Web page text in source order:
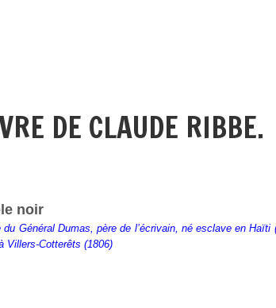
DE CLAUDE RIBBE.
noir
du Général Dumas, père de l’écrivain, né esclave en
Villers-Cotterêts (1806)